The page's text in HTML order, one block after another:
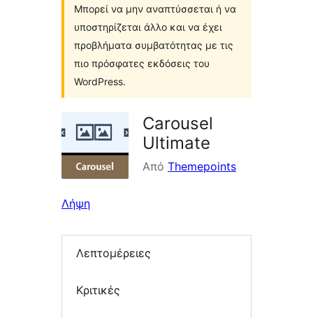
Μπορεί να μην αναπτύσσεται ή να
υποστηρίζεται άλλο και να έχει
προβλήματα συμβατότητας με τις
πιο πρόσφατες εκδόσεις του
WordPress.
Carousel
Ultimate
Από Themepoints
Λήψη
Λεπτομέρειες
Κριτικές